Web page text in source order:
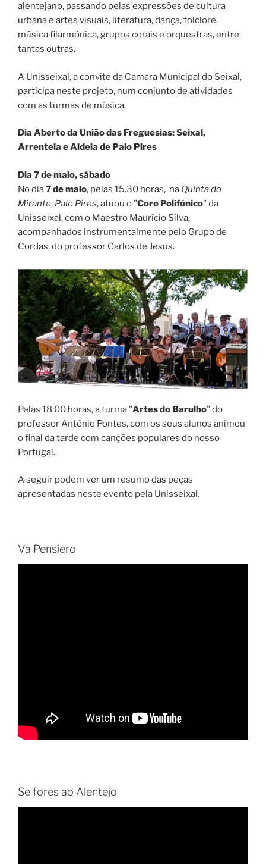
alentejano, passando pelas expressões de cultura
urbana e artes visuais, literatura, dança, folclore,
música filarmónica, grupos corais e orquestras, entre
tantas outras.
A Unisseixal, a convite da Camara Municipal do Seixal,
participa neste projeto, num conjunto de atividades
com as turmas de música.
Dia Aberto da União das Freguesias: Seixal,
Arrentela e Aldeia de Paio Pires
Dia 7 de maio, sábado
No dia7 de maio, pelas 15.30 horas, na Quinta do
Mirante, Paio Pires, atuou o "Coro Polifónico" da
Unisseixal, com o Maestro Maurício Silva,
acompanhados instrumentalmente pelo Grupo de
Cordas, do professor Carlos de Jesus.
Pelas 18:00 horas, a turma "Artes do Barulho" do
professor António Pontes, com os seus alunos animou
o final da tarde com canções populares do nosso
Portugal..
A seguir podem ver um resumo das peças
apresentadas neste evento pela Unisseixal.
Va Pensiero
Se fores ao Alentejo